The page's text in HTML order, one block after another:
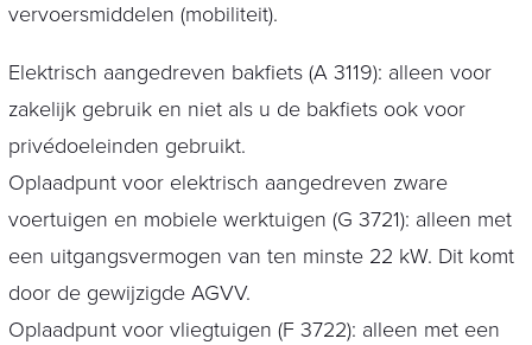
vervoersmiddelen (mobiliteit).
Elektrisch aangedreven bakfiets (A 3119): alleen voor
zakelijk gebruik en niet als u de bakfiets ook voor
privédoeleinden gebruikt.
Oplaadpunt voor elektrisch aangedreven zware
voertuigen en mobiele werktuigen (G 3721): alleen met
een uitgangsvermogen van ten minste 22 kW. Dit komt
door de gewijzigde AGVV.
Oplaadpunt voor vliegtuigen (F 3722): alleen met een